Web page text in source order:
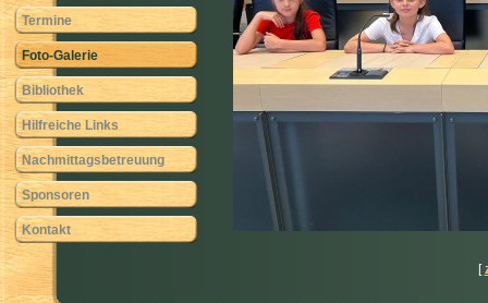
Termine
Foto-Galerie
Bibliothek
Hilfreiche Links
Nachmittagsbetreuung
Sponsoren
Kontakt
[